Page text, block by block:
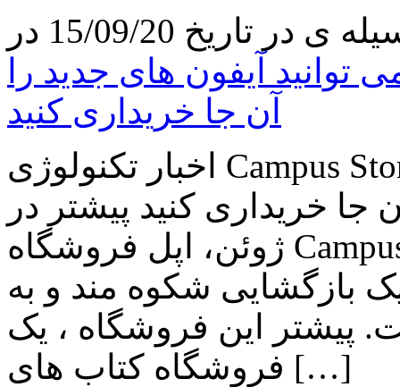
آیفون های جدید را
آن جا خریداری کنید
اخبار تکنولوژی Campus Store اپل فردا بازگشایی می شود و
جا خریداری کنید پیشتر در
ژوئن، اپل فروشگاه Campus خود را برای تغییراتی بسته بود
بازگشایی شکوه مند و به
پیشتر این فروشگاه ، یک
فروشگاه کتاب های […]